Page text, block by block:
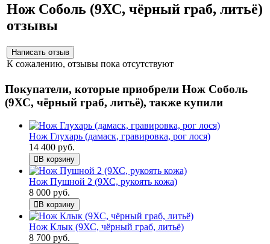
Нож Соболь (9ХС, чёрный граб, литьё)
отзывы
К сожалению, отзывы пока отсутствуют
Покупатели, которые приобрели Нож Соболь
(9ХС, чёрный граб, литьё), также купили
Нож Глухарь (дамаск, гравировка, рог лося)
14 400 руб.
В корзину
Нож Пушной 2 (9ХС, рукоять кожа)
8 000 руб.
В корзину
Нож Клык (9ХС, чёрный граб, литьё)
8 700 руб.